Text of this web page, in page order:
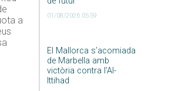
01/08/2026 05:59
El Mallorca s’acomiada
de Marbella amb
victòria contra l’Al-
Ittihad
a